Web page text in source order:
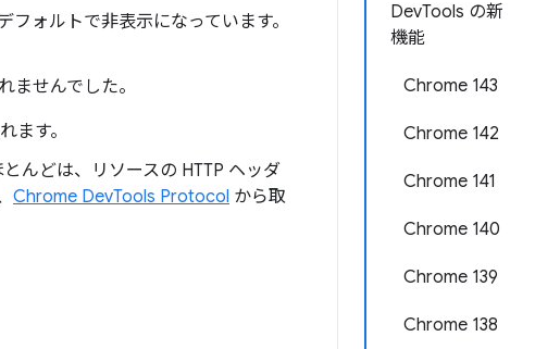
DevTools の新
機能
Chrome 143
Chrome 142
Chrome 141
Chrome 140
Chrome 139
Chrome 138
ォルトで非表示になっています。
せんでした。
ます。
んどは、リソースの HTTP ヘッダ
Chrome DevTools Protocol から取